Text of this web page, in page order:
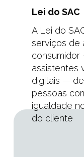
Lei do SAC
A Lei do
serviços de
consumidor
assistentes
digitais —
pessoas
igualdade
do cliente